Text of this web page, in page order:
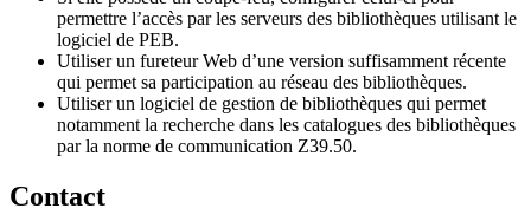
permettre l’accès par les serveurs des bibliothèques utilisant le
logiciel de PEB.
Utiliser un fureteur Web d’une version suffisamment récente
qui permet sa participation au réseau des bibliothèques.
Utiliser un logiciel de gestion de bibliothèques qui permet
notamment la recherche dans les catalogues des bibliothèques
par la norme de communication Z39.50.
Contact